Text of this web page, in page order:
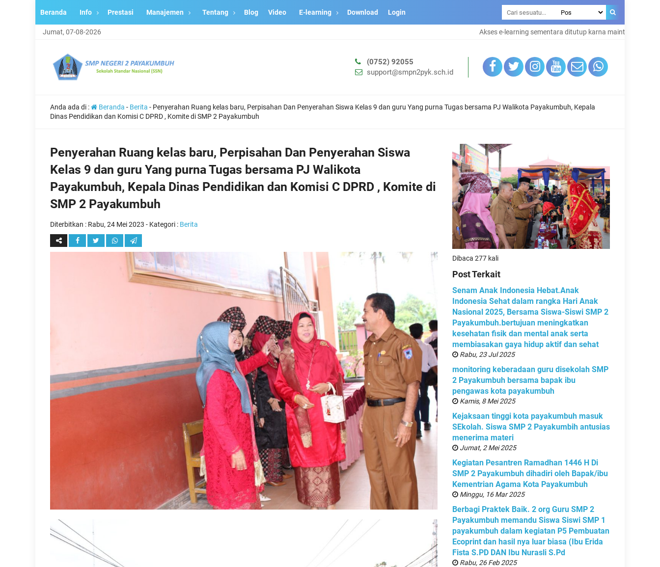
Beranda Info Prestasi Manajemen Tentang Blog Video E-learning Download Login
Jumat, 07-08-2026 Akses e-learning sementara ditutup karna maintenance system
(0752) 92055
support@smpn2pyk.sch.id
Anda ada di : Beranda - Berita - Penyerahan Ruang kelas baru, Perpisahan Dan Penyerahan Siswa Kelas 9 dan guru Yang purna Tugas bersama PJ Walikota Payakumbuh, Kepala
Dinas Pendidikan dan Komisi C DPRD , Komite di SMP 2 Payakumbuh
Penyerahan Ruang kelas baru, Perpisahan Dan Penyerahan Siswa
Kelas 9 dan guru Yang purna Tugas bersama PJ Walikota
Payakumbuh, Kepala Dinas Pendidikan dan Komisi C DPRD , Komite di
SMP 2 Payakumbuh
Diterbitkan : Rabu, 24 Mei 2023 - Kategori : Berita
Dibaca 277 kali
Post Terkait
Senam Anak Indonesia Hebat.Anak
Indonesia Sehat dalam rangka Hari Anak
Nasional 2025, Bersama Siswa-Siswi SMP 2
Payakumbuh.bertujuan meningkatkan
kesehatan fisik dan mental anak serta
membiasakan gaya hidup aktif dan sehat
Rabu, 23 Jul 2025
monitoring keberadaan guru disekolah SMP
2 Payakumbuh bersama bapak ibu
pengawas kota payakumbuh
Kamis, 8 Mei 2025
Kejaksaan tinggi kota payakumbuh masuk
SEkolah. Siswa SMP 2 Payakumbih antusias
menerima materi
Jumat, 2 Mei 2025
Kegiatan Pesantren Ramadhan 1446 H Di
SMP 2 Payakumbuh dihadiri oleh Bapak/ibu
Kementrian Agama Kota Payakumbuh
Minggu, 16 Mar 2025
Berbagi Praktek Baik. 2 org Guru SMP 2
Payakumbuh memandu Siswa Siswi SMP 1
payakumbuh dalam kegiatan P5 Pembuatan
Ecoprint dan hasil nya luar biasa (Ibu Erida
Fista S.PD DAN Ibu Nurasli S.Pd
Rabu, 26 Feb 2025